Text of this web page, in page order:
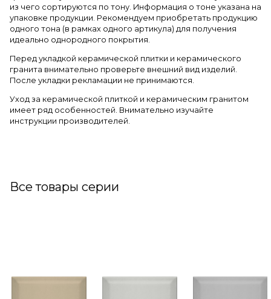
из чего сортируются по тону. Информация о тоне указана на
упаковке продукции. Рекомендуем приобретать продукцию
одного тона (в рамках одного артикула) для получения
идеально однородного покрытия.
Перед укладкой керамической плитки и керамического
гранита внимательно проверьте внешний вид изделий.
После укладки рекламации не принимаются.
Уход за керамической плиткой и керамическим гранитом
имеет ряд особенностей. Внимательно изучайте
инструкции производителей.
Все товары серии